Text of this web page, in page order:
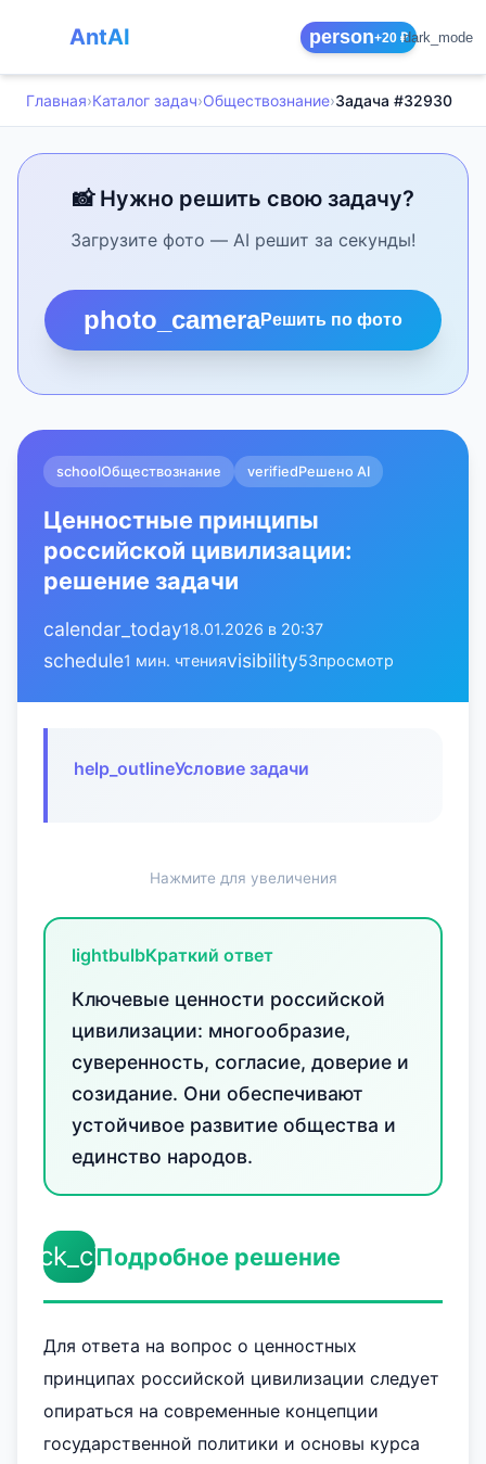
AntAI person+20 ₽dark_mode
Главная›Каталог задач›Обществознание›Задача #32930
📸 Нужно решить свою задачу?
Загрузите фото — AI решит за секунды!
photo_cameraРешить по фото
schoolОбществознание verifiedРешено AI
Ценностные принципы
российской цивилизации:
решение задачи
calendar_today18.01.2026 в 20:37
schedule1 мин. чтенияvisibility53просмотр
help_outlineУсловие задачи
Нажмите для увеличения
lightbulbКраткий ответ
Ключевые ценности российской
цивилизации: многообразие,
суверенность, согласие, доверие и
созидание. Они обеспечивают
устойчивое развитие общества и
единство народов.
Подробное решение
Для ответа на вопрос о ценностных
принципах российской цивилизации следует
опираться на современные концепции
государственной политики и основы курса